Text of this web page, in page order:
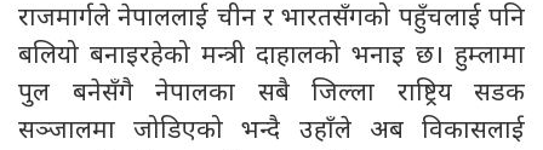
राजमार्गले नेपाललाई चीन र भारतसँगको पहुँचलाई पनि
बलियो बनाइरहेको मन्त्री दाहालको भनाइ छ। हुम्लामा
पुल बनेसँगै नेपालका सबै जिल्ला राष्ट्रिय सडक
सञ्जालमा जोडिएको भन्दै उहाँले अब विकासलाई